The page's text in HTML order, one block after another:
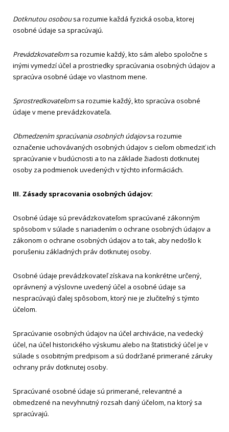
Dotknutou osobousa rozumie každá fyzická osoba, ktorej
osobné údaje sa spracúvajú.
Prevádzkovateľomsa rozumie každý, kto sám alebo spoločne s
inými vymedzí účel a prostriedky spracúvania osobných údajov a
spracúva osobné údaje vo vlastnom mene.
Sprostredkovateľomsa rozumie každý, kto spracúva osobné
údaje v mene prevádzkovateľa.
Obmedzením spracúvania osobných údajovsa rozumie
označenie uchovávaných osobných údajov s cieľom obmedziť ich
spracúvanie v budúcnosti a to na základe žiadosti dotknutej
osoby za podmienok uvedených v týchto informáciách.
III. Zásady spracovania osobných údajov:
Osobné údaje sú prevádzkovateľom spracúvané zákonným
spôsobom v súlade s nariadením o ochrane osobných údajov a
zákonom o ochrane osobných údajov a to tak, aby nedošlo k
porušeniu základných práv dotknutej osoby.
Osobné údaje prevádzkovateľ získava na konkrétne určený,
oprávnený a výslovne uvedený účel a osobné údaje sa
nespracúvajú ďalej spôsobom, ktorý nie je zlučiteľný s týmto
účelom.
Spracúvanie osobných údajov na účel archivácie, na vedecký
účel, na účel historického výskumu alebo na štatistický účel je v
súlade s osobitným predpisom a sú dodržané primerané záruky
ochrany práv dotknutej osoby.
Spracúvané osobné údaje sú primerané, relevantné a
obmedzené na nevyhnutný rozsah daný účelom, na ktorý sa
spracúvajú.